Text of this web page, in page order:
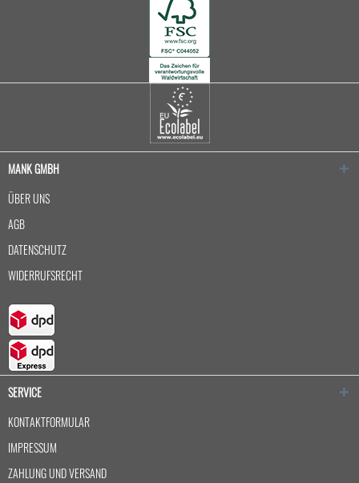
MANK GMBH
ÜBER UNS
AGB
DATENSCHUTZ
WIDERRUFSRECHT
SERVICE
KONTAKTFORMULAR
IMPRESSUM
ZAHLUNG UND VERSAND